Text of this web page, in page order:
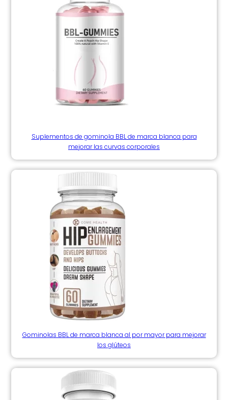
Suplementos de gominola BBL de marca blanca para
mejorar las curvas corporales
Gominolas BBL de marca blanca al por mayor para mejorar
los glúteos